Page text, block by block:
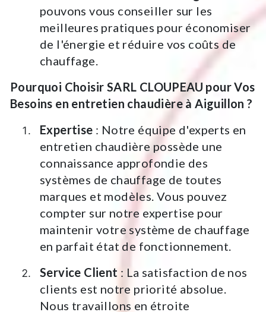
pouvons vous conseiller sur les
meilleures pratiques pour économiser
de l'énergie et réduire vos coûts de
chauffage.
Pourquoi Choisir SARL CLOUPEAU pour Vos
Besoins en entretien chaudière à Aiguillon ?
Expertise : Notre équipe d'experts en
entretien chaudière possède une
connaissance approfondie des
systèmes de chauffage de toutes
marques et modèles. Vous pouvez
compter sur notre expertise pour
maintenir votre système de chauffage
en parfait état de fonctionnement.
Service Client : La satisfaction de nos
clients est notre priorité absolue.
Nous travaillons en étroite